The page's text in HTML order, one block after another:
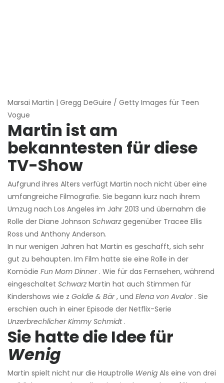
Marsai Martin | Gregg DeGuire / Getty Images für Teen
Vogue
Martin ist am
bekanntesten für diese
TV-Show
Aufgrund ihres Alters verfügt Martin noch nicht über eine
umfangreiche Filmografie. Sie begann kurz nach ihrem
Umzug nach Los Angeles im Jahr 2013 und übernahm die
Rolle der Diane Johnson Schwarzgegenüber Tracee Ellis
Ross und Anthony Anderson.
In nur wenigen Jahren hat Martin es geschafft, sich sehr
gut zu behaupten. Im Film hatte sie eine Rolle in der
Komödie Fun Mom Dinner. Wie für das Fernsehen, während
eingeschaltet SchwarzMartin hat auch Stimmen für
Kindershows wie z Goldie & Bär, und Elena von Avalor. Sie
erschien auch in einer Episode der Netflix-Serie
Unzerbrechlicher Kimmy Schmidt .
Sie hatte die Idee für
Wenig
Martin spielt nicht nur die Hauptrolle Wenig Als eine von drei